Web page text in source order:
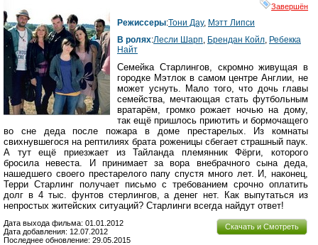
Завершён
Режиссеры:Тони Дау, Мэтт Липси
В ролях:Лесли Шарп, Брендан Койл, Ребекка
Найт
Семейка Старлингов, скромно живущая в
городке Мэтлок в самом центре Англии, не
может уснуть. Мало того, что дочь главы
семейства, мечтающая стать футбольным
вратарём, громко рожает ночью на дому,
так ещё пришлось приютить и бормочащего
во сне деда после пожара в доме престарелых. Из комнаты
свихнувшегося на рептилиях брата роженицы сбегает страшный паук.
А тут ещё приезжает из Тайланда племянник Фёрги, которого
бросила невеста. И принимает за вора внебрачного сына деда,
нашедшего своего престарелого папу спустя много лет. И, наконец,
Терри Старлинг получает письмо с требованием срочно оплатить
долг в 4 тыс. фунтов стерлингов, а денег нет. Как выпутаться из
непростых житейских ситуаций? Старлинги всегда найдут ответ!
Скачать и Смотреть
Дата выхода фильма: 01.01.2012
Дата добавления: 12.07.2012
Последнее обновление: 29.05.2015